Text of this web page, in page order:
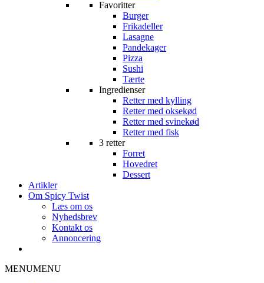
Favoritter
Burger
Frikadeller
Lasagne
Pandekager
Pizza
Sushi
Tærte
Ingredienser
Retter med kylling
Retter med oksekød
Retter med svinekød
Retter med fisk
3 retter
Forret
Hovedret
Dessert
Artikler
Om Spicy Twist
Læs om os
Nyhedsbrev
Kontakt os
Annoncering
MENUMENU